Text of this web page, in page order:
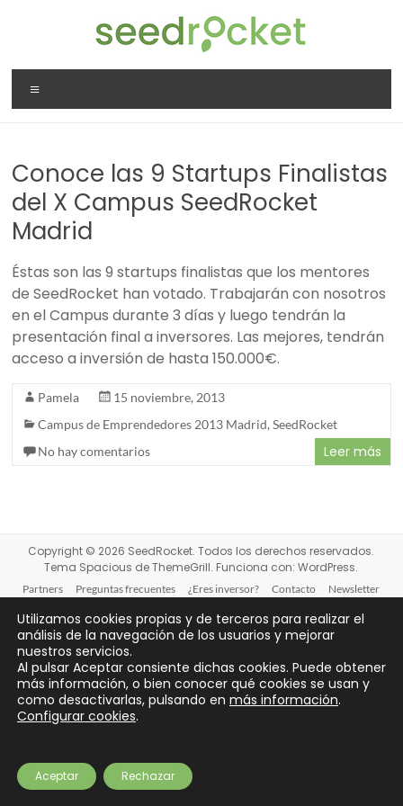
SeedRocket
La
que
nació
en
España
para
startups
TIC
en
fase
inicial
Conoce las 9 Startups Finalistas
del X Campus SeedRocket
Madrid
Éstas son las 9 startups finalistas que los mentores
de SeedRocket han votado. Trabajarán con nosotros
en el Campus durante 3 días y luego tendrán la
presentación final a inversores. Las mejores, tendrán
acceso a inversión de hasta 150.000€.
Pamela
15 noviembre, 2013
Campus de Emprendedores 2013 Madrid,SeedRocket
No hay comentarios
Leer más
Copyright © 2026 SeedRocket. Todos los derechos reservados.
Tema Spacious de ThemeGrill. Funciona con:WordPress.
Partners Preguntas frecuentes ¿Eres inversor? Contacto
Newsletter
Utilizamos cookies propias y de terceros para realizar el
análisis de la navegación de los usuarios y mejorar
nuestros servicios.
Al pulsar Aceptar consiente dichas cookies. Puede obtener
más información, o bien conocer qué cookies se usan y
como desactivarlas, pulsando en más información.
Configurar cookies.
Aceptar Rechazar